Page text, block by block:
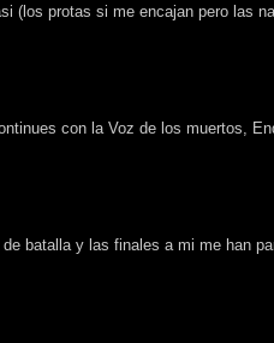
(los protas si me encajan pero las
con la Voz de los muertos,
batalla y las finales a mi me han